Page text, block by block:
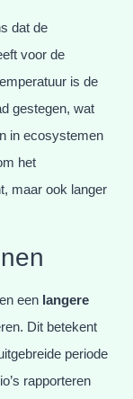
dat de
voor de
is de
gestegen, wat
in ecosystemen
het
maar ook langer
een langere
Dit betekent
periode
rapporteren